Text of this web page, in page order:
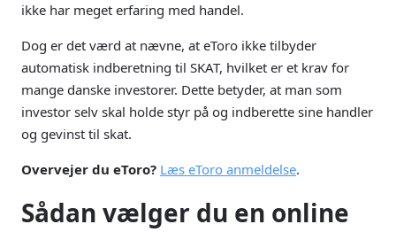
ikke har meget erfaring med handel.
Dog er det værd at nævne, at eToro ikke tilbyder
automatisk indberetning til SKAT, hvilket er et krav for
mange danske investorer. Dette betyder, at man som
investor selv skal holde styr på og indberette sine handler
og gevinst til skat.
Overvejer du eToro? Læs eToro anmeldelse.
Sådan vælger du en online